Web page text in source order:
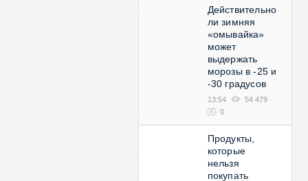
Действительно
ли зимняя
«омывайка»
может
выдержать
морозы в -25 и
-30 градусов
13:54
54 479
0
Продукты,
которые
нельзя
покупать